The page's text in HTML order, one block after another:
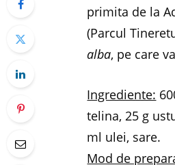
primita de la
(Parcul
alba, pe care
Ingrediente:
telina, 25 g
ml ulei, sare.
Mod de